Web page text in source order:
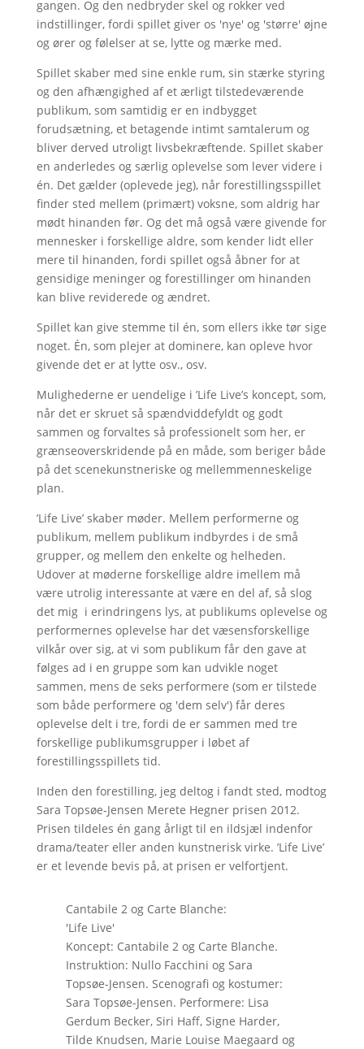
gangen. Og den nedbryder skel og rokker ved
indstillinger, fordi spillet giver os 'nye' og 'større' øjne
og ører og følelser at se, lytte og mærke med.
Spillet skaber med sine enkle rum, sin stærke styring
og den afhængighed af et ærligt tilstedeværende
publikum, som samtidig er en indbygget
forudsætning, et betagende intimt samtalerum og
bliver derved utroligt livsbekræftende. Spillet skaber
en anderledes og særlig oplevelse som lever videre i
én. Det gælder (oplevede jeg), når forestillingsspillet
finder sted mellem (primært) voksne, som aldrig har
mødt hinanden før. Og det må også være givende for
mennesker i forskellige aldre, som kender lidt eller
mere til hinanden, fordi spillet også åbner for at
gensidige meninger og forestillinger om hinanden
kan blive reviderede og ændret.
Spillet kan give stemme til én, som ellers ikke tør sige
noget. Én, som plejer at dominere, kan opleve hvor
givende det er at lytte osv., osv.
Mulighederne er uendelige i ’Life Live’s koncept, som,
når det er skruet så spændviddefyldt og godt
sammen og forvaltes så professionelt som her, er
grænseoverskridende på en måde, som beriger både
på det scenekunstneriske og mellemmenneskelige
plan.
’Life Live’ skaber møder. Mellem performerne og
publikum, mellem publikum indbyrdes i de små
grupper, og mellem den enkelte og helheden.
Udover at møderne forskellige aldre imellem må
være utrolig interessante at være en del af, så slog
det mig i erindringens lys, at publikums oplevelse og
performernes oplevelse har det væsensforskellige
vilkår over sig, at vi som publikum får den gave at
følges ad i en gruppe som kan udvikle noget
sammen, mens de seks performere (som er tilstede
som både performere og 'dem selv') får deres
oplevelse delt i tre, fordi de er sammen med tre
forskellige publikumsgrupper i løbet af
forestillingsspillets tid.
Inden den forestilling, jeg deltog i fandt sted, modtog
Sara Topsøe-Jensen Merete Hegner prisen 2012.
Prisen tildeles én gang årligt til en ildsjæl indenfor
drama/teater eller anden kunstnerisk virke. ’Life Live’
er et levende bevis på, at prisen er velfortjent.
Cantabile 2 og Carte Blanche:
'Life Live'
Koncept: Cantabile 2 og Carte Blanche.
Instruktion: Nullo Facchini og Sara
Topsøe-Jensen. Scenografi og kostumer:
Sara Topsøe-Jensen. Performere: Lisa
Gerdum Becker, Siri Haff, Signe Harder,
Tilde Knudsen, Marie Louise Maegaard og